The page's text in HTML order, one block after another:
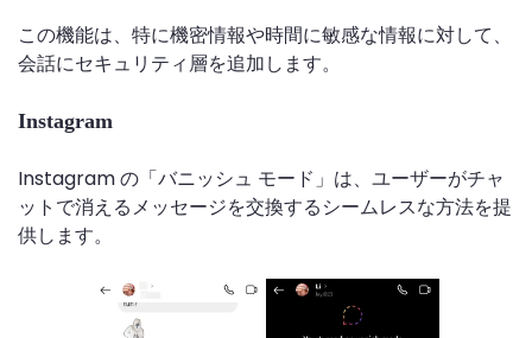
この機能は、特に機密情報や時間に敏感な情報に対して、
会話にセキュリティ層を追加します。
Instagram
Instagram の「バニッシュ モード」は、ユーザーがチャ
ットで消えるメッセージを交換するシームレスな方法を提
供します。